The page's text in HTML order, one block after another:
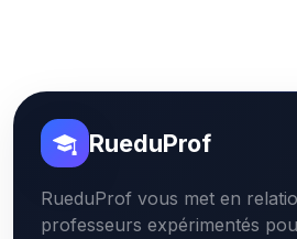
RueduProf
RueduProf vous met en
professeurs expérimentés